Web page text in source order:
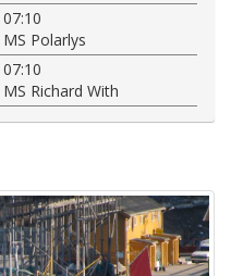
07:10
MS Polarlys
07:10
MS Richard With